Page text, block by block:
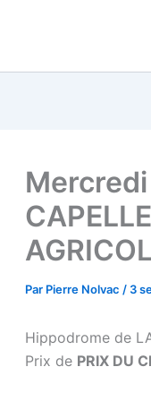
Par Pierre Nolvac / 3
Hippodrome de
Prix de PRIX DU